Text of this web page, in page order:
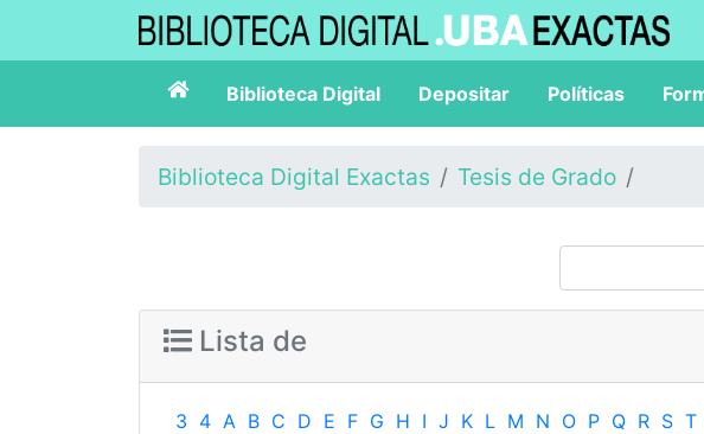
Biblioteca Digital Depositar Políticas
Biblioteca Digital Exactas Tesis de Grado
Lista de
3 4 A B C D E F G H I J K L M N O P Q R S T